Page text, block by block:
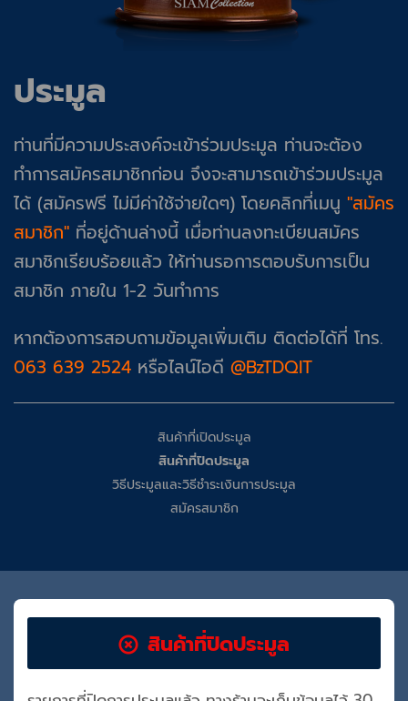
ประมูล
ท่านที่มีความประสงค์จะเข้าร่วมประมูล ท่านจะต้อง
ทำการสมัครสมาชิกก่อน จึงจะสามารถเข้าร่วมประมูล
ได้ (สมัครฟรี ไม่มีค่าใช้จ่ายใดๆ) โดยคลิกที่เมนู "สมัคร
สมาชิก" ที่อยู่ด้านล่างนี้ เมื่อท่านลงทะเบียนสมัคร
สมาชิกเรียบร้อยแล้ว ให้ท่านรอการตอบรับการเป็น
สมาชิก ภายใน 1-2 วันทำการ
หากต้องการสอบถามข้อมูลเพิ่มเติม ติดต่อได้ที่ โทร.
063 639 2524 หรือไลน์ไอดี @BzTDQlT
สินค้าที่เปิดประมูล
สินค้าที่ปิดประมูล
วิธีประมูลและวิธีชำระเงินการประมูล
สมัครสมาชิก
สินค้าที่ปิดประมูล